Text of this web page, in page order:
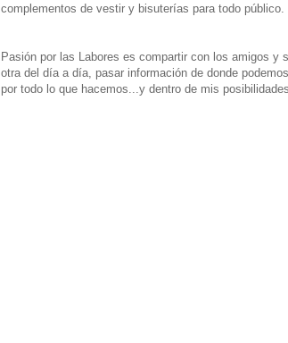
complementos de vestir y bisuterías para todo
Pasión por las Labores es compartir con los amigos y
otra del día a día, pasar información de donde
por todo lo que hacemos...y dentro de mis